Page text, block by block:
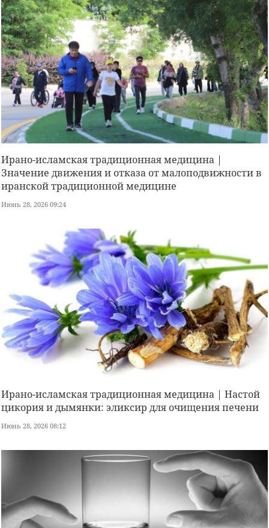
Ирано-исламская традиционная медицина |
Значение движения и отказа от малоподвижности в
иранской традиционной медицине
Июнь 28, 2026 09:24
Ирано-исламская традиционная медицина | Настой
цикория и дымянки: эликсир для очищения печени
Июнь 28, 2026 08:12